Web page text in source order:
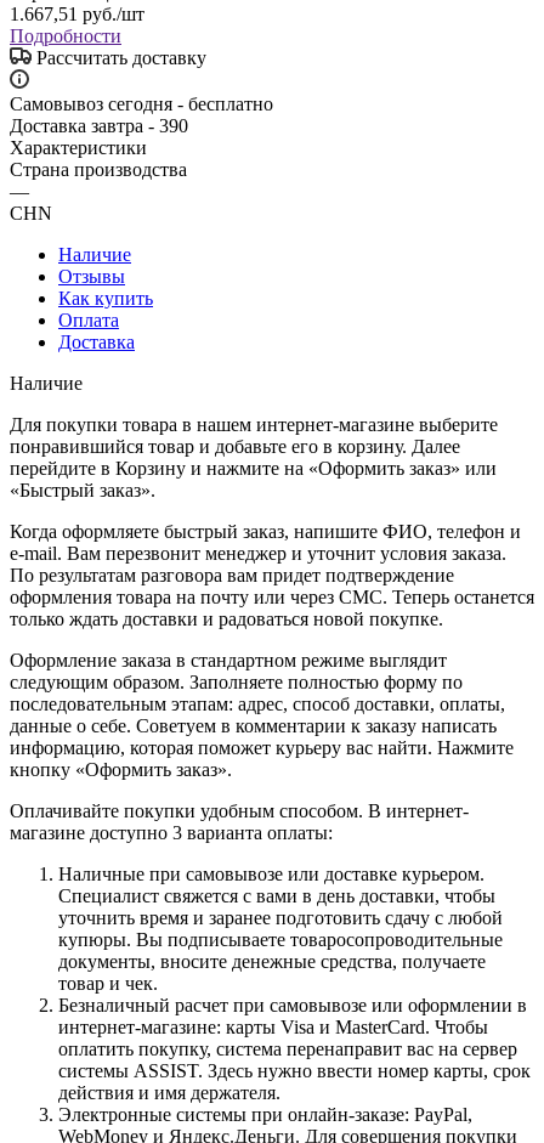
1.667,51 руб./шт
Подробности
Рассчитать доставку
Самовывоз сегодня - бесплатно
Доставка завтра - 390
Характеристики
Страна производства
—
CHN
Наличие
Отзывы
Как купить
Оплата
Доставка
Наличие
Для покупки товара в нашем интернет-магазине выберите
понравившийся товар и добавьте его в корзину. Далее
перейдите в Корзину и нажмите на «Оформить заказ» или
«Быстрый заказ».
Когда оформляете быстрый заказ, напишите ФИО, телефон и
e-mail. Вам перезвонит менеджер и уточнит условия заказа.
По результатам разговора вам придет подтверждение
оформления товара на почту или через СМС. Теперь останется
только ждать доставки и радоваться новой покупке.
Оформление заказа в стандартном режиме выглядит
следующим образом. Заполняете полностью форму по
последовательным этапам: адрес, способ доставки, оплаты,
данные о себе. Советуем в комментарии к заказу написать
информацию, которая поможет курьеру вас найти. Нажмите
кнопку «Оформить заказ».
Оплачивайте покупки удобным способом. В интернет-
магазине доступно 3 варианта оплаты:
Наличные при самовывозе или доставке курьером.
Специалист свяжется с вами в день доставки, чтобы
уточнить время и заранее подготовить сдачу с любой
купюры. Вы подписываете товаросопроводительные
документы, вносите денежные средства, получаете
товар и чек.
Безналичный расчет при самовывозе или оформлении в
интернет-магазине: карты Visa и MasterCard. Чтобы
оплатить покупку, система перенаправит вас на сервер
системы ASSIST. Здесь нужно ввести номер карты, срок
действия и имя держателя.
Электронные системы при онлайн-заказе: PayPal,
WebMoney и Яндекс.Деньги. Для совершения покупки